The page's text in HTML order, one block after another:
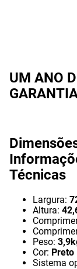
UM ANO
Técnicas
Largura:
Altura:
Peso:
Cor: Preto
Sistema